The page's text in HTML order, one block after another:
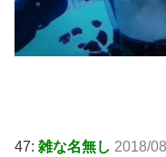
47: 雑な名無し 2018/